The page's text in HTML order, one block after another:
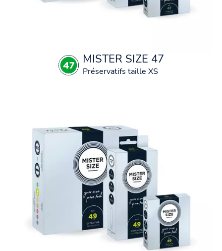
MISTER SIZE 47
Préservatifs taille XS